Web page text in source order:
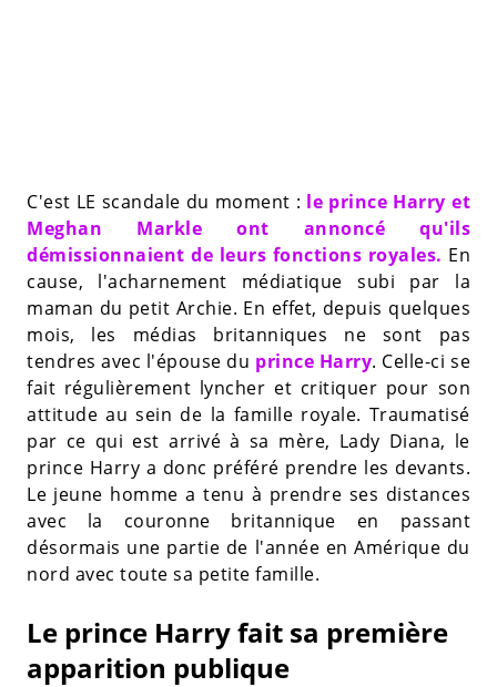
C'est LE scandale du moment : le prince Harry et
Meghan Markle ont annoncé qu'ils
démissionnaient de leurs fonctions royales. En
cause, l'acharnement médiatique subi par la
maman du petit Archie. En effet, depuis quelques
mois, les médias britanniques ne sont pas
tendres avec l'épouse du prince Harry. Celle-ci se
fait régulièrement lyncher et critiquer pour son
attitude au sein de la famille royale. Traumatisé
par ce qui est arrivé à sa mère, Lady Diana, le
prince Harry a donc préféré prendre les devants.
Le jeune homme a tenu à prendre ses distances
avec la couronne britannique en passant
désormais une partie de l'année en Amérique du
nord avec toute sa petite famille.
Le prince Harry fait sa première
apparition publique